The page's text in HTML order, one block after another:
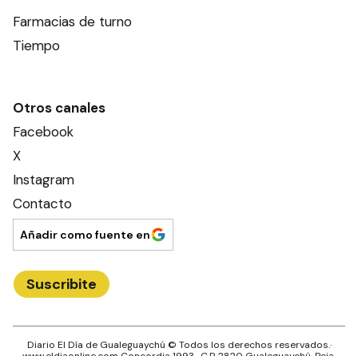
Farmacias de turno
Tiempo
Otros canales
Facebook
X
Instagram
Contacto
Añadir como fuente en
Suscribite
Diario El Día de Gualeguaychú © Todos los derechos reservados.·